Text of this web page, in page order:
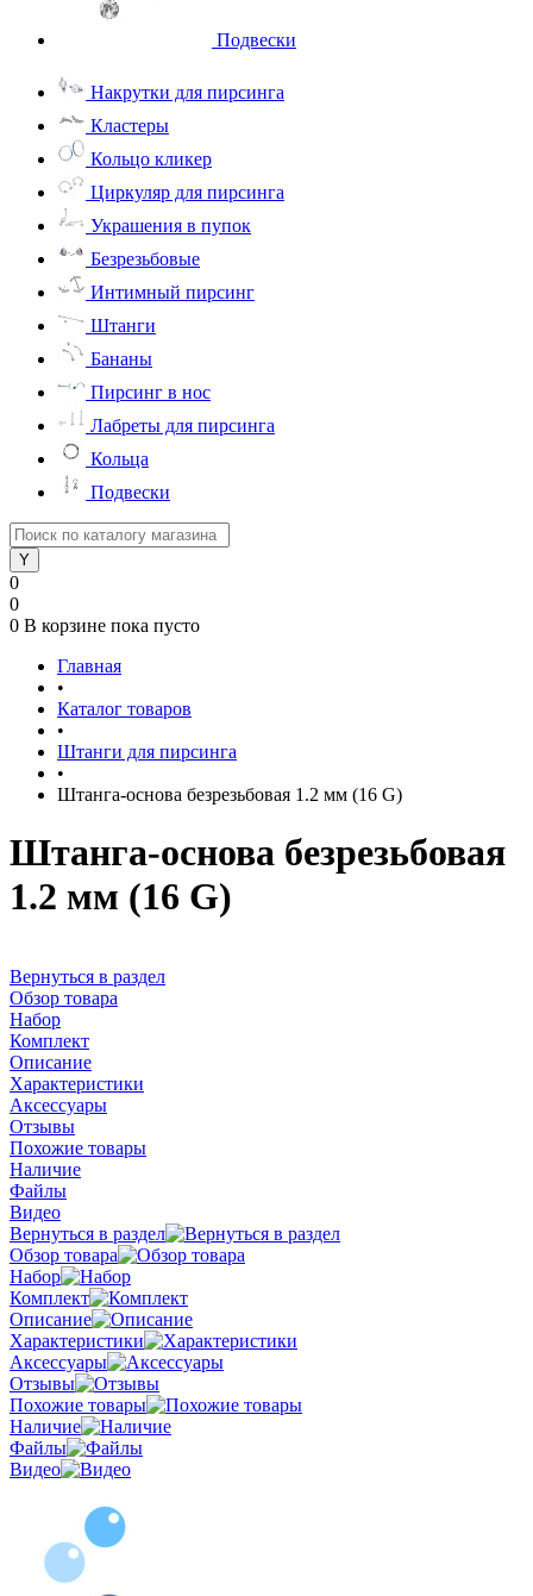
Подвески
Накрутки для пирсинга
Кластеры
Кольцо кликер
Циркуляр для пирсинга
Украшения в пупок
Безрезьбовые
Интимный пирсинг
Штанги
Бананы
Пирсинг в нос
Лабреты для пирсинга
Кольца
Подвески
0
0
0 В корзине пока пусто
Главная
•
Каталог товаров
•
Штанги для пирсинга
•
Штанга-основа безрезьбовая 1.2 мм (16 G)
Штанга-основа безрезьбовая
1.2 мм (16 G)
Вернуться в раздел
Обзор товара
Набор
Комплект
Описание
Характеристики
Аксессуары
Отзывы
Похожие товары
Наличие
Файлы
Видео
Вернуться в раздел
Обзор товара
Набор
Комплект
Описание
Характеристики
Аксессуары
Отзывы
Похожие товары
Наличие
Файлы
Видео